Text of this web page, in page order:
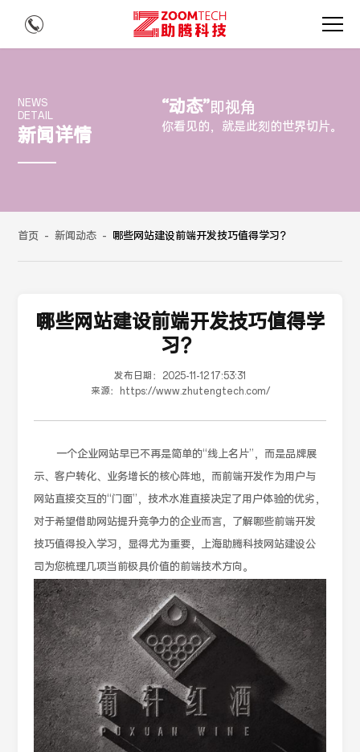
NEWS
DETAIL
新闻详情
“动态”即视角
你看见的，就是此刻的世界切片。
首页 - 新闻动态 - 哪些网站建设前端开发技巧值得学习？
哪些网站建设前端开发技巧值得学
习？
发布日期： 2025-11-12 17:53:31
来源：
https://www.zhutengtech.com/
一个企业网站早已不再是简单的“线上名片”，而是品牌展
示、客户转化、业务增长的核心阵地，而前端开发作为用户与
网站直接交互的“门面”，技术水准直接决定了用户体验的优劣，
对于希望借助网站提升竞争力的企业而言，了解哪些前端开发
技巧值得投入学习，显得尤为重要，上海助腾科技网站建设公
司为您梳理几项当前极具价值的前端技术方向。